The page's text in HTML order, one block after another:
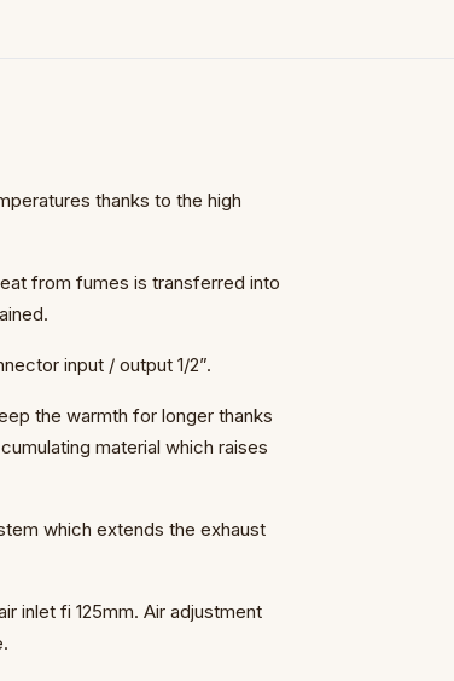
thanks to the high
from fumes is transferred into
input / output 1/2”.
the warmth for longer thanks
material which raises
which extends the exhaust
inlet fi 125mm. Air adjustment